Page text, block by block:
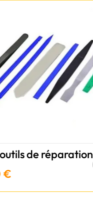
de réparation
€